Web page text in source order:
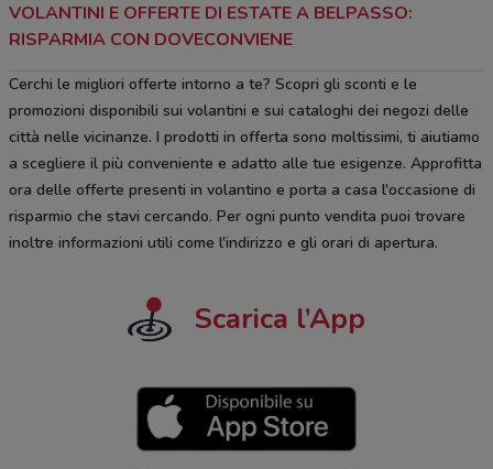
VOLANTINI E OFFERTE DI ESTATE A BELPASSO:
RISPARMIA CON DOVECONVIENE
Cerchi le migliori offerte intorno a te? Scopri gli sconti e le
promozioni disponibili sui volantini e sui cataloghi dei negozi delle
città nelle vicinanze. I prodotti in offerta sono moltissimi, ti aiutiamo
a scegliere il più conveniente e adatto alle tue esigenze. Approfitta
ora delle offerte presenti in volantino e porta a casa l'occasione di
risparmio che stavi cercando. Per ogni punto vendita puoi trovare
inoltre informazioni utili come l'indirizzo e gli orari di apertura.
Scarica l’App